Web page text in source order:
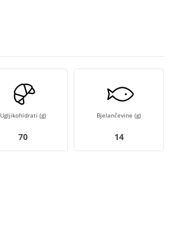
Ugljikohidrati (g)
70
Bjelančevine (g)
14